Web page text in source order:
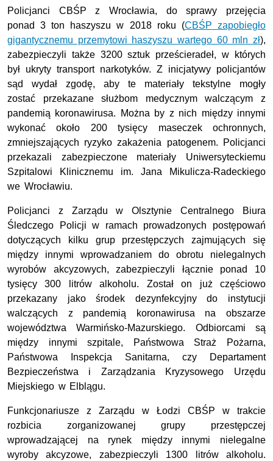
Policjanci CBŚP z Wrocławia, do sprawy przejęcia
ponad 3 ton haszyszu w 2018 roku (CBŚP zapobiegło
gigantycznemu przemytowi haszyszu wartego 60 mln zł),
zabezpieczyli także 3200 sztuk prześcieradeł, w których
był ukryty transport narkotyków. Z inicjatywy policjantów
sąd wydał zgodę, aby te materiały tekstylne mogły
zostać przekazane służbom medycznym walczącym z
pandemią koronawirusa. Można by z nich między innymi
wykonać około 200 tysięcy maseczek ochronnych,
zmniejszających ryzyko zakażenia patogenem. Policjanci
przekazali zabezpieczone materiały Uniwersyteckiemu
Szpitalowi Klinicznemu im. Jana Mikulicza-Radeckiego
we Wrocławiu.
Policjanci z Zarządu w Olsztynie Centralnego Biura
Śledczego Policji w ramach prowadzonych postępowań
dotyczących kilku grup przestępczych zajmujących się
między innymi wprowadzaniem do obrotu nielegalnych
wyrobów akcyzowych, zabezpieczyli łącznie ponad 10
tysięcy 300 litrów alkoholu. Został on już częściowo
przekazany jako środek dezynfekcyjny do instytucji
walczących z pandemią koronawirusa na obszarze
województwa Warmińsko-Mazurskiego. Odbiorcami są
między innymi szpitale, Państwowa Straż Pożarna,
Państwowa Inspekcja Sanitarna, czy Departament
Bezpieczeństwa i Zarządzania Kryzysowego Urzędu
Miejskiego w Elblągu.
Funkcjonariusze z Zarządu w Łodzi CBŚP w trakcie
rozbicia zorganizowanej grupy przestępczej
wprowadzającej na rynek między innymi nielegalne
wyroby akcyzowe, zabezpieczyli 1300 litrów alkoholu.